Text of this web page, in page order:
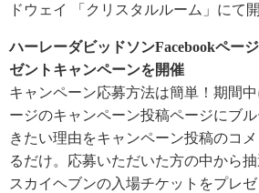
ドウェイ 「クリスタルルーム」にて
ハーレーダビッドソンFacebookペー
ゼントキャンペーンを開催
キャンペーン応募方法は簡単！期間中
ージのキャンペーン投稿ページにブ
きたい理由をキャンペーン投稿のコ
るだけ。応募いただいた方の中から
スカイヘブンの入場チケットをプレ